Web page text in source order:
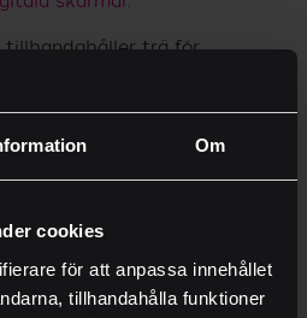
Om
cookies
för att anpassa innehållet
tillhandahålla funktioner
tillhandahåller trä för
med en yta som motsvarar
av pappersförpackningar
för att producera papper
i Europa kommer från